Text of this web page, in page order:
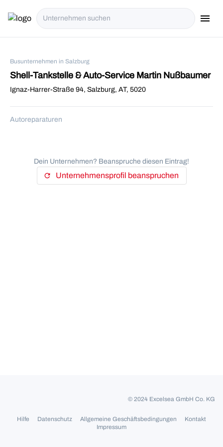
menu
Busunternehmen in Salzburg
Shell-Tankstelle & Auto-Service Martin Nußbaumer
Ignaz-Harrer-Straße 94, Salzburg, AT, 5020
Autoreparaturen
Dein Unternehmen? Beanspruche diesen Eintrag!
refresh Unternehmensprofil beanspruchen
© 2024 Excelsea GmbH Co. KG
Hilfe Datenschutz Allgemeine Geschäftsbedingungen
Kontakt
Impressum